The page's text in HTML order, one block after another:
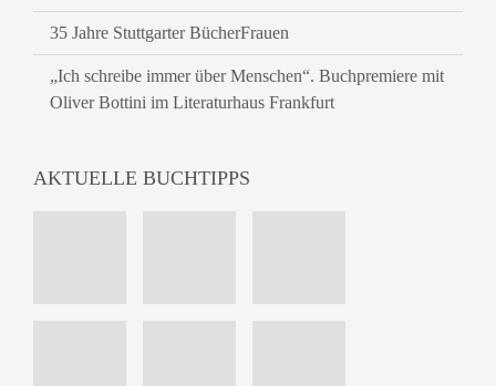
35 Jahre Stuttgarter BücherFrauen
„Ich schreibe immer über Menschen“. Buchpremiere mit
Oliver Bottini im Literaturhaus Frankfurt
AKTUELLE BUCHTIPPS